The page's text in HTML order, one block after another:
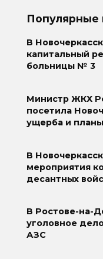
Популярные
В
капитальный
больницы № 3
Министр ЖКХ
посетила
ущерба и
В
мероприятия
десантных
В Ростове-на-
уголовное
АЗС